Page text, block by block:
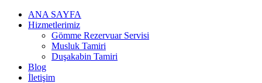
ANA SAYFA
Hizmetlerimiz
Gömme Rezervuar Servisi
Musluk Tamiri
Duşakabin Tamiri
Blog
İletişim